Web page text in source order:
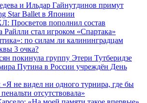
и Ильдар Гайнутдинов примут
Star Ballet в Японии
Просветов пополнил состав
Райлли стал игроком «Спартака»
по силам ли калининградцам
3 очка?
покинула группу Этери Тутберидзе
Путина в России учреждён День
не видел ни одного турнира, где бы
отсутствовала»